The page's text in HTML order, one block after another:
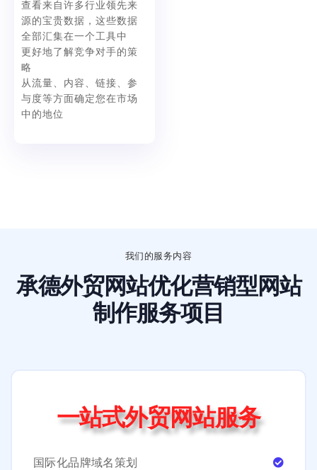
查看来自许多行业领先来
源的宝贵数据，这些数据
全部汇集在一个工具中
更好地了解竞争对手的策
略
从流量、内容、链接、参
与度等方面确定您在市场
中的地位
我们的服务内容
承德外贸网站优化营销型网站
制作服务项目
一站式外贸网站服务
国际化品牌域名策划